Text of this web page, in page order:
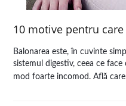
10 motive pentru
Balonarea este, în cuvinte
sistemul digestiv, ceea ce
mod foarte incomod. Află